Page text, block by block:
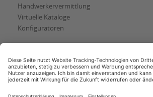
Handwerkervermittlung
Virtuelle Kataloge
Konfiguratoren